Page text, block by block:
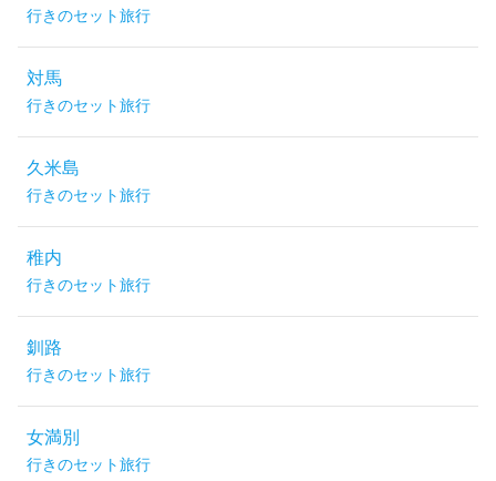
行きのセット旅行
対馬
行きのセット旅行
久米島
行きのセット旅行
稚内
行きのセット旅行
釧路
行きのセット旅行
女満別
行きのセット旅行